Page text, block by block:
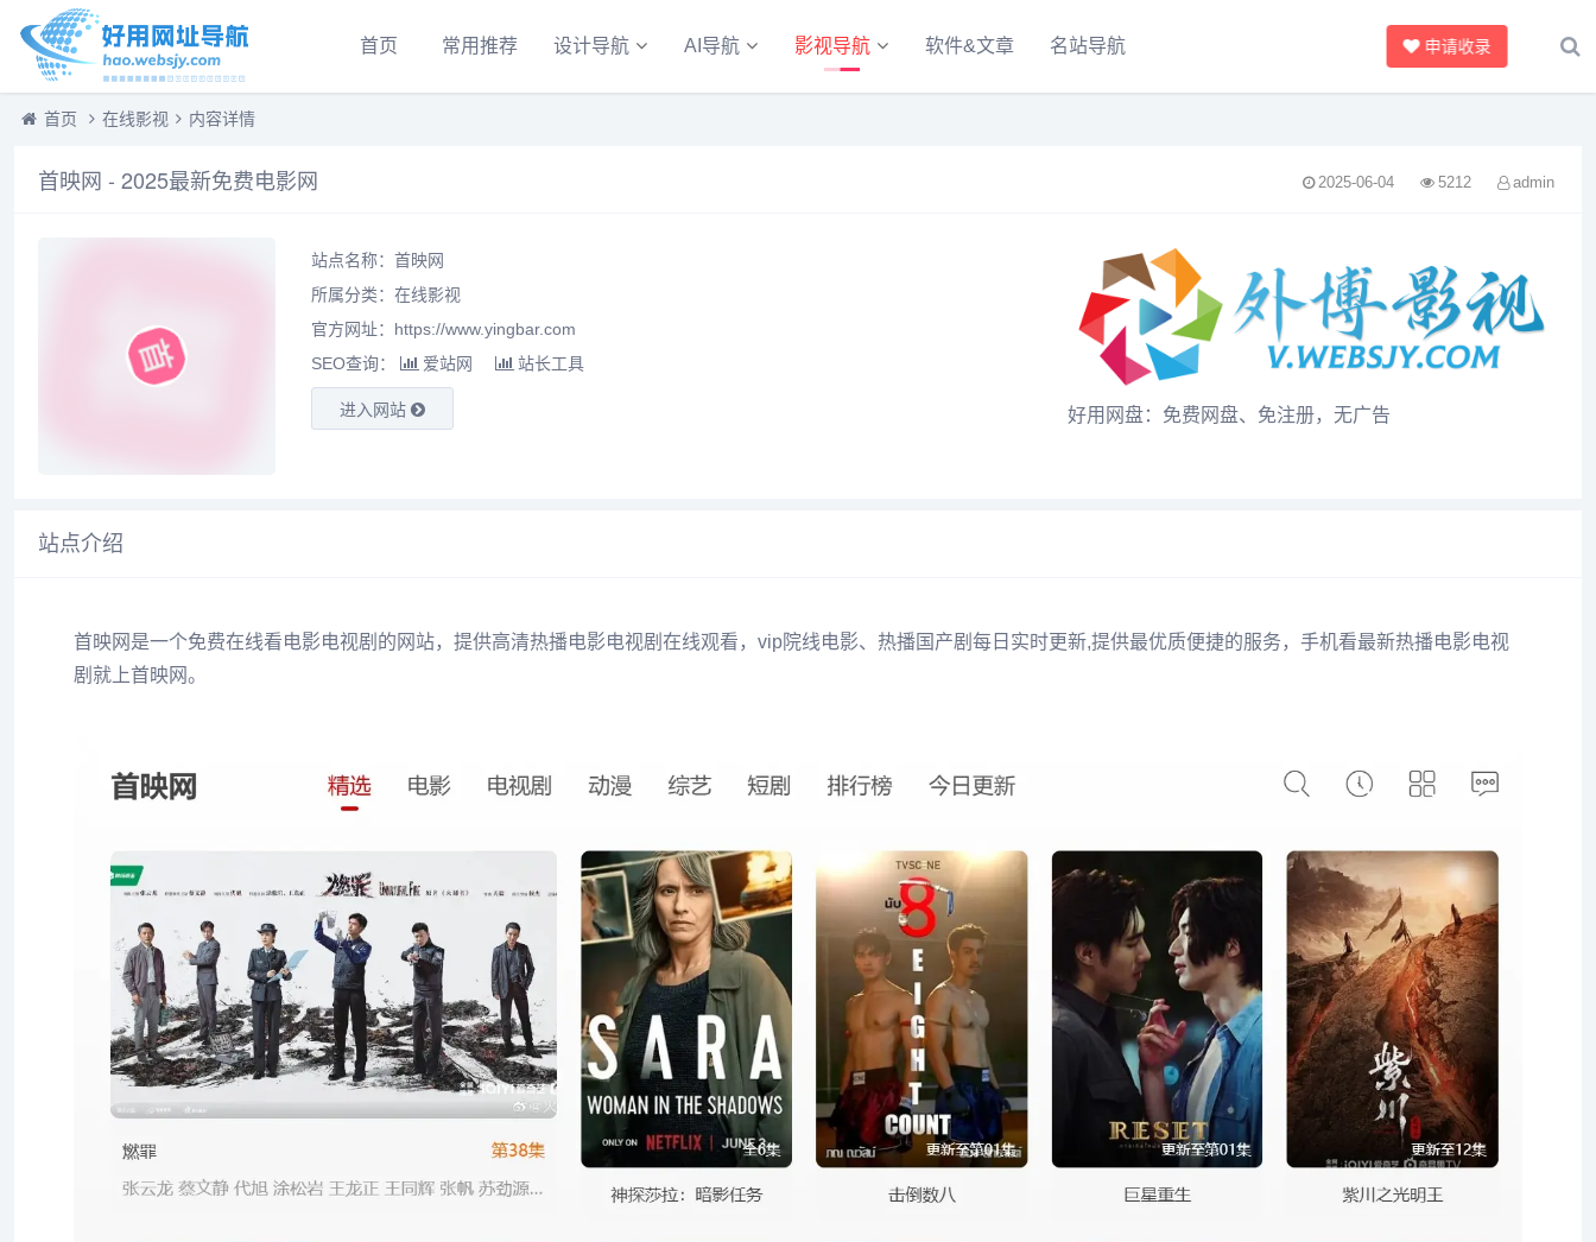
首页 常用推荐 设计导航 AI导航 影视导航 软件&文章 名站导航 申请收录
首页 在线影视 内容详情
首映网 - 2025最新免费电影网 2025-06-04 5212 admin
站点名称：首映网
所属分类： 在线影视
官方网址：https://www.yingbar.com
SEO查询：
爱站网 站长工具
进入网站 好用网盘：免费网盘、免注册，无广告
站点介绍
首映网是一个免费在线看电影电视剧的网站，提供高清热播电影电视剧在线观看，vip院线电影、热播国产剧每日实时更新,提供最优质便捷的服务，手机看最新热播电影电视
剧就上首映网。